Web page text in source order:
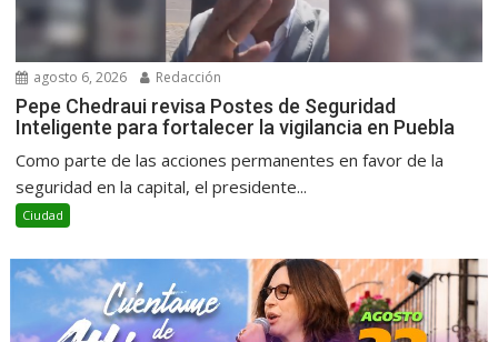
agosto 6, 2026 Redacción
Pepe Chedraui revisa Postes de Seguridad
Inteligente para fortalecer la vigilancia en Puebla
Como parte de las acciones permanentes en favor de la
seguridad en la capital, el presidente...
Ciudad